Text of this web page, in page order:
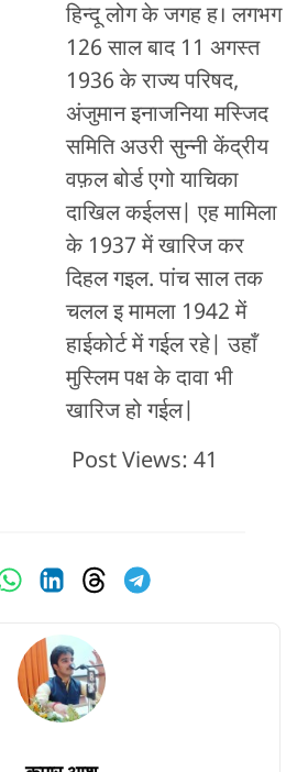
हिन्दू लोग के जगह ह। लगभग
126 साल बाद 11 अगस्त
1936 के राज्य परिषद,
अंजुमान इनाजनिया मस्जिद
समिति अउरी सुन्नी केंद्रीय
वफ़ल बोर्ड एगो याचिका
दाखिल कईलस| एह मामिला
के 1937 में खारिज कर
दिहल गइल. पांच साल तक
चलल इ मामला 1942 में
हाईकोर्ट में गईल रहे| उहाँ
मुस्लिम पक्ष के दावा भी
खारिज हो गईल|
Post Views: 41